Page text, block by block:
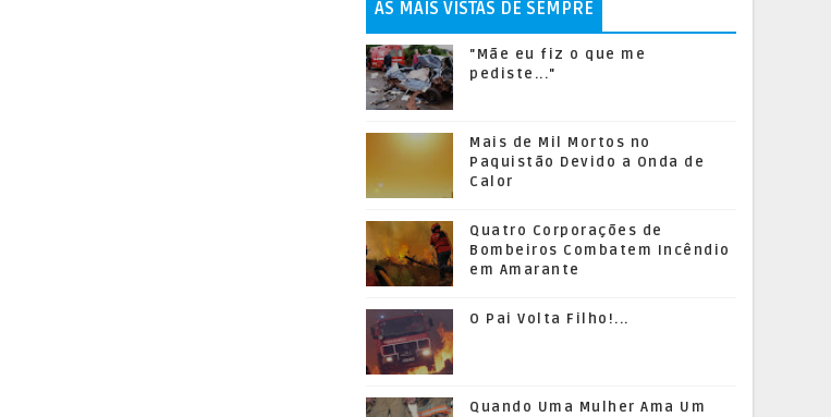
AS MAIS VISTAS DE SEMPRE
"Mãe eu fiz o que me
pediste..."
Mais de Mil Mortos no
Paquistão Devido a Onda de
Calor
Quatro Corporações de
Bombeiros Combatem Incêndio
em Amarante
O Pai Volta Filho!...
Quando Uma Mulher Ama Um